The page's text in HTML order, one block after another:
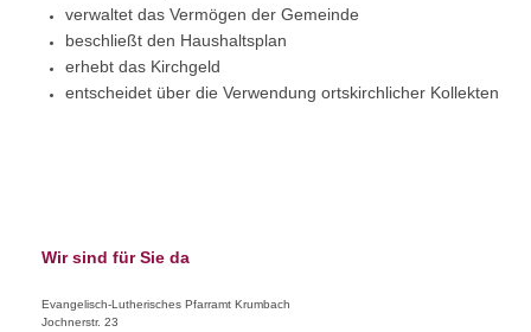
verwaltet das Vermögen der Gemeinde
beschließt den Haushaltsplan
erhebt das Kirchgeld
entscheidet über die Verwendung ortskirchlicher Kollekten
Wir sind für Sie da
Evangelisch-Lutherisches Pfarramt Krumbach
Jochnerstr. 23